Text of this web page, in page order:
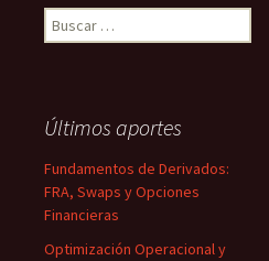
Buscar:
Últimos aportes
Fundamentos de Derivados:
FRA, Swaps y Opciones
Financieras
Optimización Operacional y